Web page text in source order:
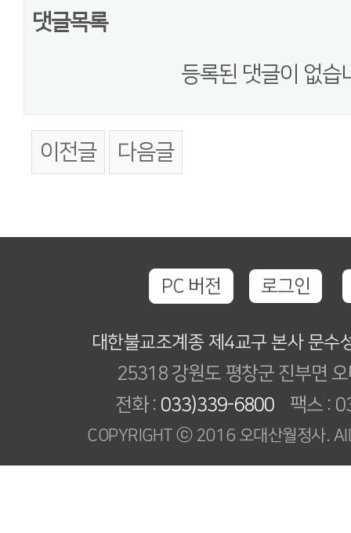
댓글목록
등록된 댓글이 없습
이전글 다음글
PC 버전 로그인
대한불교조계종 제4교구 본사 문수
25318 강원도 평창군 진부면
전화 : 033)339-6800 팩스 :
COPYRIGHT ⓒ 2016 오대산월정사.